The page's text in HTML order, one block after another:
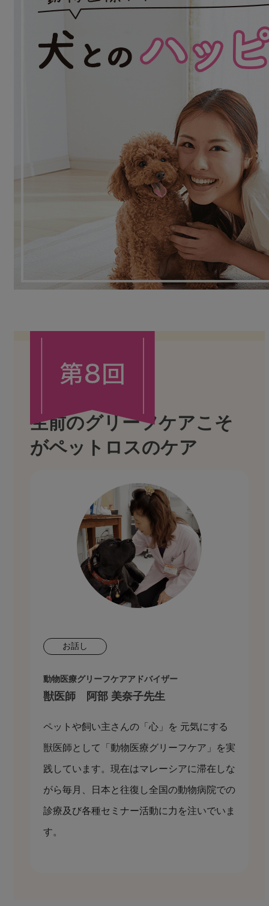
生前のグリーフケアこそ
がペットロスのケア
お話し
動物医療グリーフケアアドバイザー
獣医師 阿部 美奈子先生
ペットや飼い主さんの「心」を 元気にする
獣医師として「動物医療グリーフケア」を実
践しています。現在はマレーシアに滞在しな
がら毎月、日本と往復し全国の動物病院での
診療及び各種セミナー活動に力を注いでいま
す。